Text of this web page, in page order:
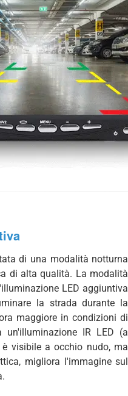
di una modalità notturna
di alta qualità. La modalità
LED aggiuntiva
la strada durante la
maggiore in condizioni di
IR LED (a
visibile a occhio nudo, ma
migliora l'immagine sul